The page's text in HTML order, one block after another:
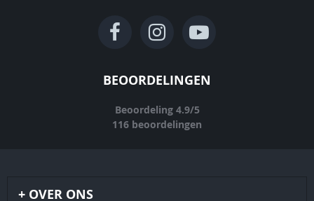
BEOORDELINGEN
Beoordeling 4.9/5
116 beoordelingen
OVER ONS